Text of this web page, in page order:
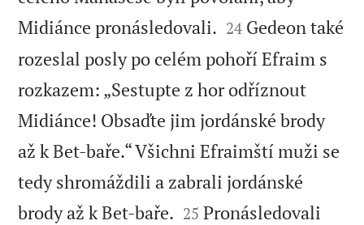
Midiánce pronásledovali. 

24 Gedeon také
rozeslal posly po celém pohoří Efraim s
rozkazem: „Sestupte z hor odříznout
Midiánce! Obsaďte jim jordánské brody
až k Bet-baře.“ Všichni Efraimští muži se
tedy shromáždili a zabrali jordánské
brody až k Bet-baře. 

25 Pronásledovali